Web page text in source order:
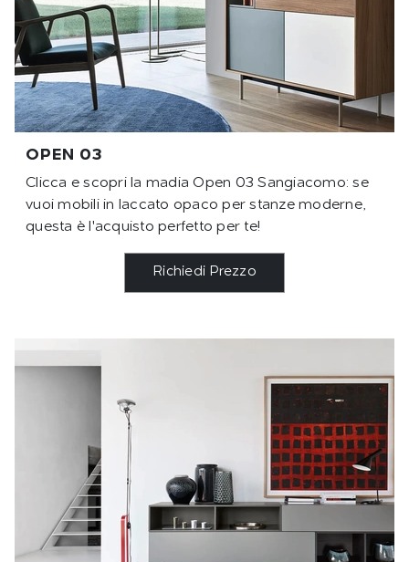
OPEN 03
Clicca e scopri la madia Open 03 Sangiacomo: se
vuoi mobili in laccato opaco per stanze moderne,
questa è l'acquisto perfetto per te!
Richiedi Prezzo